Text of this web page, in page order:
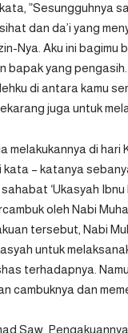
”Sesungguhnya
dan da’i yang
Nya. Aku ini bagimu
bapak yang
di antara kamu
juga untuk
melakukannya di hari
– katanya
‘Ukasyah Ibnu
oleh Nabi
tersebut, Nabi
untuk
terhadapnya.
cambuknya dan
Saw.